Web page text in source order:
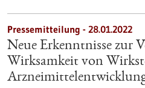
Pressemitteilung - 28.01.2022
Neue Erkenntnisse zur
Wirksamkeit von